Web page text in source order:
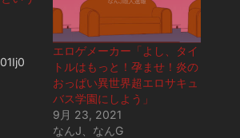
エロゲメーカー「よし、タイ
トルはもっと！孕ませ！炎の
おっぱい異世界超エロサキュ
バス学園にしよう」
9月 23, 2021
なんJ、なんG